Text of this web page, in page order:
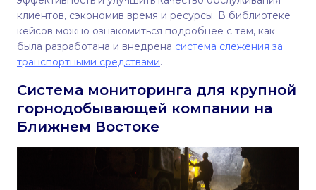
клиентов, сэкономив время и ресурсы. В библиотеке
кейсов можно ознакомиться подробнее с тем, как
была разработана и внедрена система слежения за
транспортными средствами.
Cистема мониторинга для крупной
горнодобывающей компании на
Ближнем Востоке